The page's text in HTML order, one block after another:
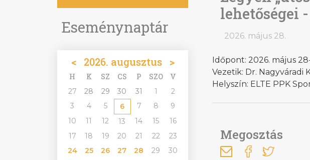
Eseménynaptár
< 2026. augusztus >
H K SZ CS P SZO V
27 28 29 30 31 1
2
3
4 5 6 7 8
9
10
11 12 13 14 15
16
17
18 19 20 21 22
23
24
25 26 27 28 29
30
lehetőségei
2026. május 28.
Időpont: 2026. május
Vezetik: Dr. Nagyváradi
Helyszín: ELTE PPK
Megosztás